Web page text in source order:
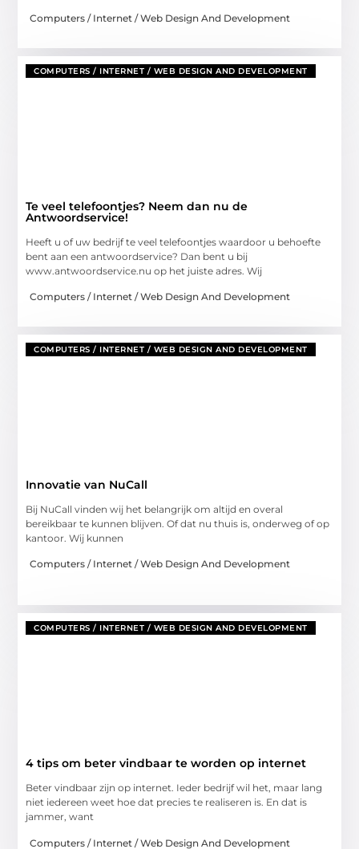
Computers / Internet / Web Design And Development
COMPUTERS / INTERNET / WEB DESIGN AND DEVELOPMENT
Te veel telefoontjes? Neem dan nu de
Antwoordservice!
Heeft u of uw bedrijf te veel telefoontjes waardoor u behoefte
bent aan een antwoordservice? Dan bent u bij
www.antwoordservice.nu op het juiste adres. Wij
Computers / Internet / Web Design And Development
COMPUTERS / INTERNET / WEB DESIGN AND DEVELOPMENT
Innovatie van NuCall
Bij NuCall vinden wij het belangrijk om altijd en overal
bereikbaar te kunnen blijven. Of dat nu thuis is, onderweg of op
kantoor. Wij kunnen
Computers / Internet / Web Design And Development
COMPUTERS / INTERNET / WEB DESIGN AND DEVELOPMENT
4 tips om beter vindbaar te worden op internet
Beter vindbaar zijn op internet. Ieder bedrijf wil het, maar lang
niet iedereen weet hoe dat precies te realiseren is. En dat is
jammer, want
Computers / Internet / Web Design And Development